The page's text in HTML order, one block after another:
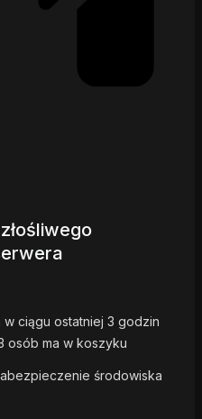
ciągu ostatniej 3 godzin
osób ma w koszyku
środowiska